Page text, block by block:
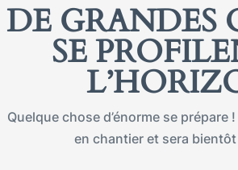
DE GRANDES
SE
Quelque chose d’énorme se prépare
en chantier et sera bientôt